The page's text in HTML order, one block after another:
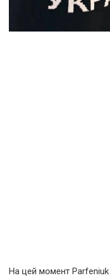
На цей момент Parfeniuk